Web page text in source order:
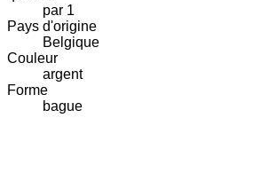
par 1
Pays d'origine
Belgique
Couleur
argent
Forme
bague